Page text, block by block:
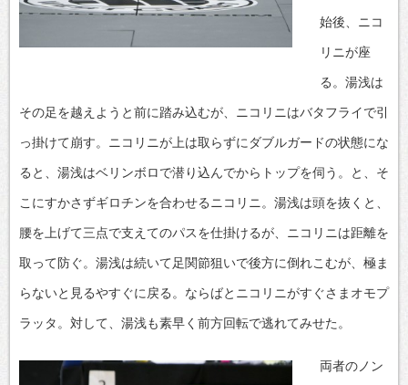
始後、ニコ
リニが座
る。湯浅は
その足を越えようと前に踏み込むが、ニコリニはバタフライで引
っ掛けて崩す。ニコリニが上は取らずにダブルガードの状態にな
ると、湯浅はベリンボロで潜り込んでからトップを伺う。と、そ
こにすかさずギロチンを合わせるニコリニ。湯浅は頭を抜くと、
腰を上げて三点で支えてのパスを仕掛けるが、ニコリニは距離を
取って防ぐ。湯浅は続いて足関節狙いで後方に倒れこむが、極ま
らないと見るやすぐに戻る。ならばとニコリニがすぐさまオモプ
ラッタ。対して、湯浅も素早く前方回転で逃れてみせた。
両者のノン